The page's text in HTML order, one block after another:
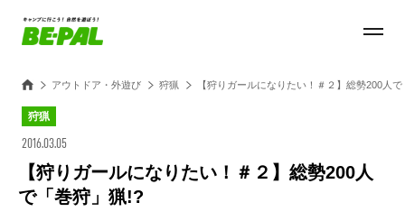
アウトドア・外遊び 狩猟 【狩りガールになりたい！＃２】総勢200人
狩猟
2016.03.05
【狩りガールになりたい！＃２】総勢200人
で「巻狩」猟!?